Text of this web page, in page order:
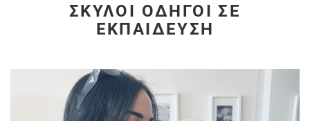
ΣΚΎΛΟΙ ΟΔΗΓΟΊ ΣΕ
ΕΚΠΑΊΔΕΥΣΗ